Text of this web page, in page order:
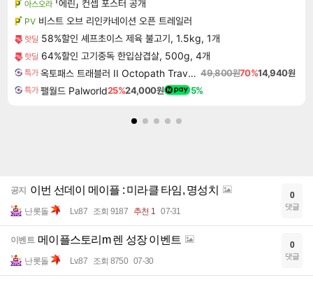
아스오라 「에린」 컨셉 포스터 공개
PV 비스트 오브 리인카네이션 오픈 트레일러
핫딜 58%할인 셰프초이스 제육 불고기, 1.5kg, 1개
핫딜 64%할인 고기중독 한입삼겹살, 500g, 4개
특가 옥토패스 트래블러 II Octopath Traveler II 49,800원70%14,940원
특가 팰월드 Palworld25%24,000원 5%
공지 이번 선데이 메이플 : 미라클 타임, 명성치
난롯돌 Lv.87 조회 9187 추천 1 07-31
0
댓글
이벤트 메이플스토리m 렌 성장 이벤트
난롯돌 Lv.87 조회 8750 07-30
0
댓글